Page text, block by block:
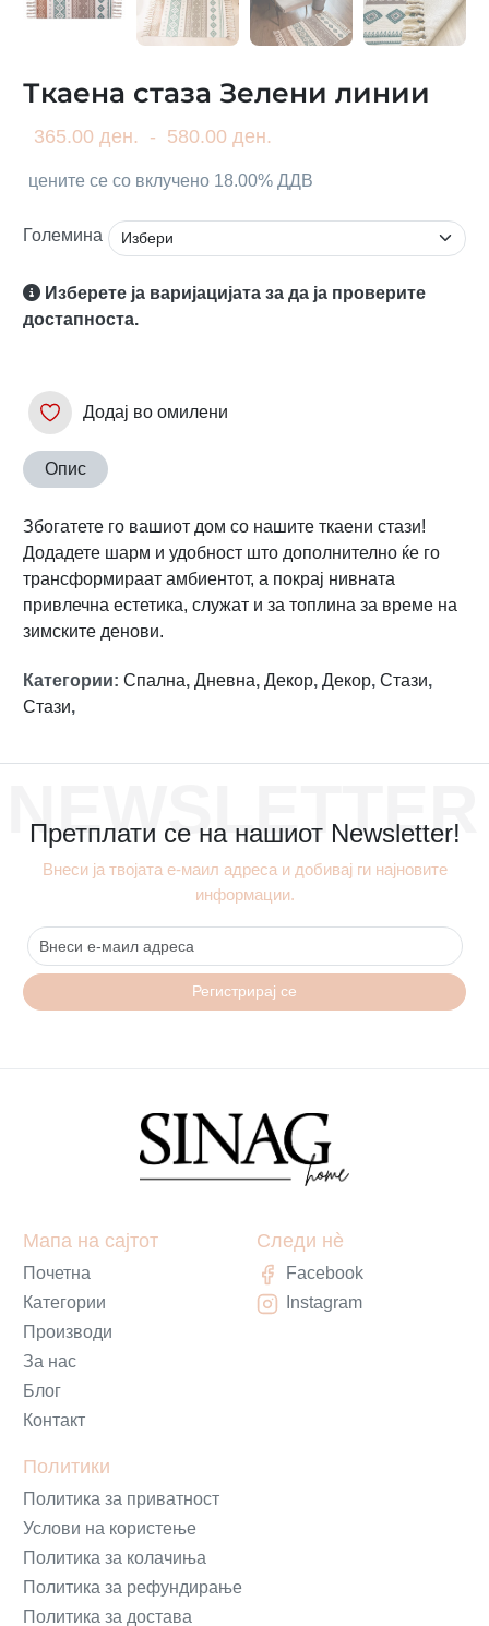
Ткаена стаза Зелени линии
365.00 ден. - 580.00 ден.
цените се со вклучено 18.00% ДДВ
Големина
Изберете ја варијацијата за да ја проверите
достапноста.
Додај во омилени
Опис
Збогатете го вашиот дом со нашите ткаени стази!
Додадете шарм и удобност што дополнително ќе го
трансформираат амбиентот, а покрај нивната
привлечна естетика, служат и за топлина за време на
зимските денови.
Категории: Спална, Дневна, Декор, Декор, Стази,
Стази,
NEWSLETTER
Претплати се на нашиот Newsletter!
Внеси ја твојата е-маил адреса и добивај ги најновите
информации.
Регистрирај се
Мапа на сајтот
Почетна
Категории
Производи
За нас
Блог
Контакт
Политики
Политика за приватност
Услови на користење
Политика за колачиња
Политика за рефундирање
Политика за достава
Следи нè
Facebook
Instagram